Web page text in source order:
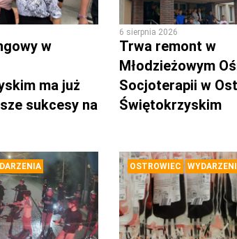
w
ma już
sukcesy na
6 sierpnia 2026
Trwa remont w
Młodzieżowym
Socjoterapii w
Świętokrzyskim
OSTROWIEC